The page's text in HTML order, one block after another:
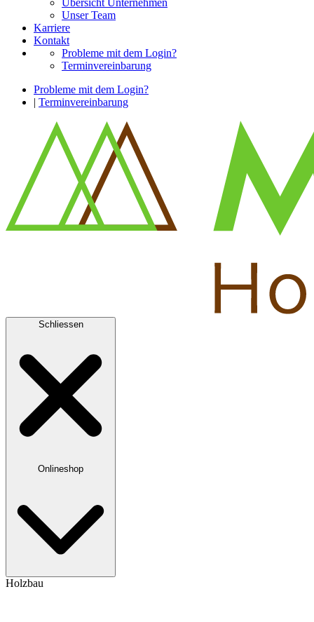
Unser Team
Karriere
Kontakt
Probleme mit dem Login?
Terminvereinbarung
Probleme mit dem Login?
| Terminvereinbarung
Schliessen
Onlineshop
Holzbau